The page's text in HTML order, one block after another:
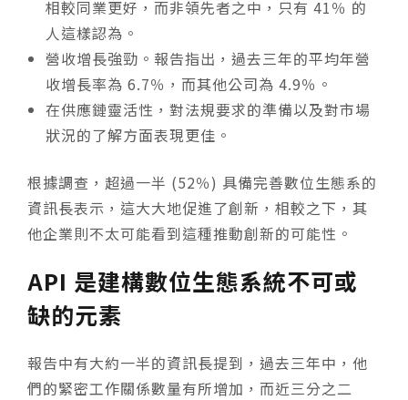
相較同業更好，而非領先者之中，只有 41％ 的
人這樣認為。
營收增長強勁。報告指出，過去三年的平均年營
收增長率為 6.7％，而其他公司為 4.9％。
在供應鏈靈活性，對法規要求的準備以及對市場
狀況的了解方面表現更佳。
根據調查，超過一半 (52％) 具備完善數位生態系的
資訊長表示，這大大地促進了創新，相較之下，其
他企業則不太可能看到這種推動創新的可能性。
API 是建構數位生態系統不可或
缺的元素
報告中有大約一半的資訊長提到，過去三年中，他
們的緊密工作關係數量有所增加，而近三分之二